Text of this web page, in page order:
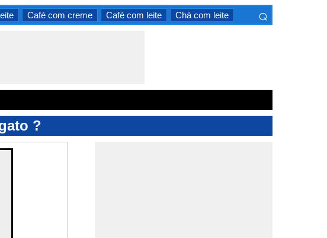
Café com creme Café com leite Chá com leite ⌕
?